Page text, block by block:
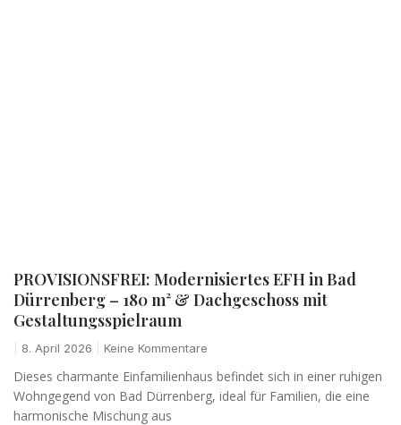
PROVISIONSFREI: Modernisiertes EFH in Bad
Dürrenberg – 180 m² & Dachgeschoss mit
Gestaltungsspielraum
8. April 2026 Keine Kommentare
Dieses charmante Einfamilienhaus befindet sich in einer ruhigen
Wohngegend von Bad Dürrenberg, ideal für Familien, die eine
harmonische Mischung aus